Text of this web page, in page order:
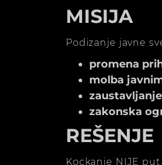
MISIJA
Podizanje javne
promena
molba
zakonska
REŠENJE
Kockanje NIJE